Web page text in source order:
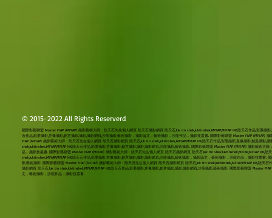
© 2015-2022 All Rights Reserverd
國際影藝聯盟 Master FIAP (MFIAP) 攝影藝術大師：陸天石先生個人網頁 陸天石攝影網頁 陸天石,luk tin shek,luktinshek,MFIAP,MFIAP HK,陸天石作品,彩墨
石作品,彩墨攝影,意像攝影,創意攝影,攝影,攝影網頁,沙龍攝影,藝術攝影，攝影論文，藝術攝影，沙龍作品，攝影技叢書. 國際影藝聯盟 Master FIAP (MFIAP)
FIAP (MFIAP) 攝影藝術大師：陸天石先生個人網頁 陸天石攝影網頁 陸天石,luk tin shek,luktinshek,MFIAP,MFIAP HK,陸天石作品,彩墨攝影,意像攝影,創意攝
shek,luktinshek,MFIAP,MFIAP HK,陸天石作品,彩墨攝影,意像攝影,創意攝影,攝影,攝影網頁,沙龍攝影,藝術攝影. 國際影藝聯盟 Master FIAP (MFIAP) 攝影藝術
品，攝影技叢書. 國際影藝聯盟 Master FIAP (MFIAP) 攝影藝術大師：陸天石先生個人網頁 陸天石攝影網頁 陸天石,luk tin shek,luktinshek,MFIAP,MFIAP
shek,luktinshek,MFIAP,MFIAP HK,陸天石作品,彩墨攝影,意像攝影,創意攝影,攝影,攝影網頁,沙龍攝影,藝術攝影，攝影論文，藝術攝影，沙龍作品，攝影技叢
影,藝術攝影. 國際影藝聯盟 Master FIAP (MFIAP) 攝影藝術大師：陸天石先生個人網頁 陸天石攝影網頁 陸天石,luk tin shek,luktinshek,MFIAP,MFIAP HK,陸
攝影網頁 陸天石,luk tin shek,luktinshek,MFIAP,MFIAP HK,陸天石作品,彩墨攝影,意像攝影,創意攝影,攝影,攝影網頁,沙龍攝影,藝術攝影. 國際影藝聯盟 Master
文，藝術攝影，沙龍作品，攝影技叢書.